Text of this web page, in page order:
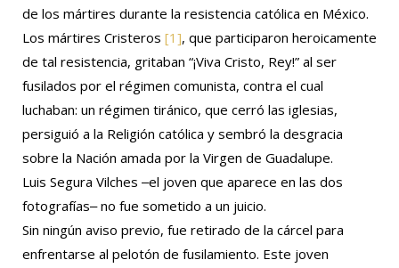
de los mártires durante la resistencia católica en México.
Los mártires Cristeros [1], que participaron heroicamente
de tal resistencia, gritaban “¡Viva Cristo, Rey!” al ser
fusilados por el régimen comunista, contra el cual
luchaban: un régimen tiránico, que cerró las iglesias,
persiguió a la Religión católica y sembró la desgracia
sobre la Nación amada por la Virgen de Guadalupe.
Luis Segura Vilches ‒el joven que aparece en las dos
fotografías‒ no fue sometido a un juicio.
Sin ningún aviso previo, fue retirado de la cárcel para
enfrentarse al pelotón de fusilamiento. Este joven